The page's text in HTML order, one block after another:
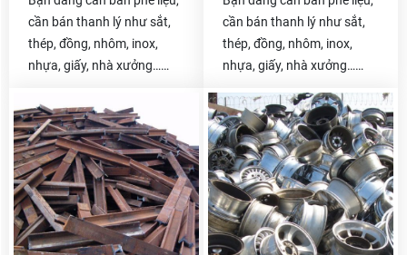
cần bán thanh lý như sắt,
thép, đồng, nhôm, inox,
nhựa, giấy, nhà xưởng…
cần bán thanh lý như sắt,
thép, đồng, nhôm, inox,
nhựa, giấy, nhà xưởng…